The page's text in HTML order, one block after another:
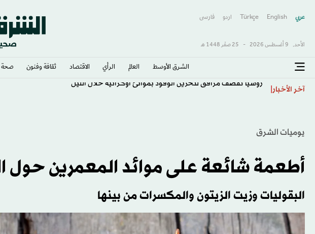
عربي English
Türkçe اردو فارسى
الأحد, 9 أغسطس 2026 - 25 صفَر 1448 هـ
الشرق الأوسط​ العالم الرأي الاقتصاد ثقافة وفنون صحة
آخر الأخبار روسيا تقصف مرافق لتخزين الوقود بموانئ أوكرانية خلال الليل
يوميات الشرق
أطعمة شائعة على موائد المعمرين حول
البقوليات وزيت الزيتون والمكسرات من بينها